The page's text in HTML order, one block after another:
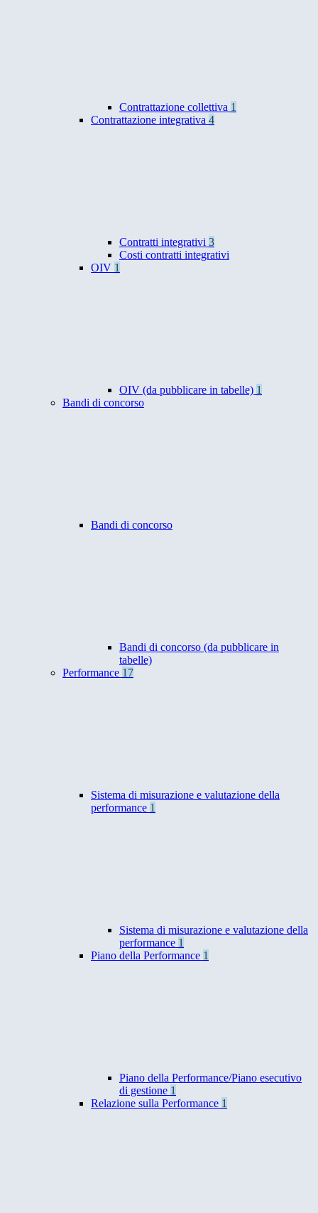
Contrattazione collettiva 1
Contrattazione integrativa 4
Contratti integrativi 3
Costi contratti integrativi
OIV 1
OIV (da pubblicare in tabelle) 1
Bandi di concorso
Bandi di concorso
Bandi di concorso (da pubblicare in
tabelle)
Performance 17
Sistema di misurazione e valutazione della
performance 1
Sistema di misurazione e valutazione della
performance 1
Piano della Performance 1
Piano della Performance/Piano esecutivo
di gestione 1
Relazione sulla Performance 1